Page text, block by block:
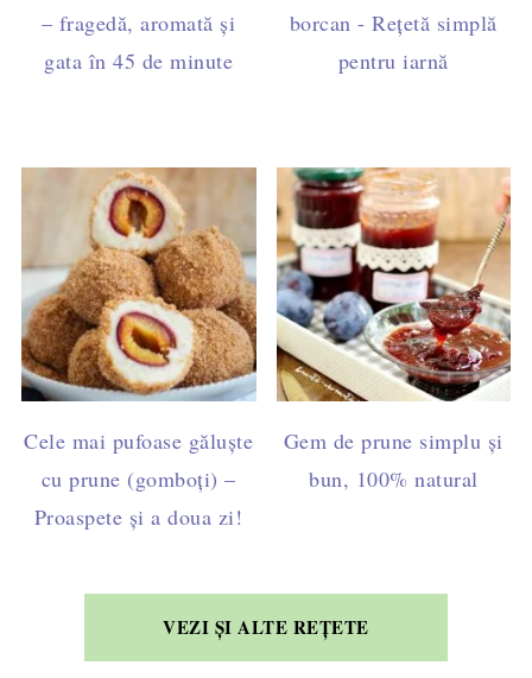
– fragedă, aromată și
gata în 45 de minute
borcan - Rețetă simplă
pentru iarnă
Cele mai pufoase găluște
cu prune (gomboți) –
Proaspete și a doua zi!
Gem de prune simplu și
bun, 100% natural
VEZI ȘI ALTE REȚETE